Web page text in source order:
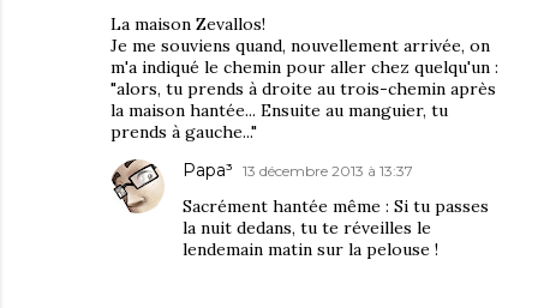
La maison Zevallos!
Je me souviens quand, nouvellement arrivée, on
m'a indiqué le chemin pour aller chez quelqu'un :
"alors, tu prends à droite au trois-chemin après
la maison hantée... Ensuite au manguier, tu
prends à gauche..."
Papa³ 13 décembre 2013 à 13:37
Sacrément hantée même : Si tu passes
la nuit dedans, tu te réveilles le
lendemain matin sur la pelouse !